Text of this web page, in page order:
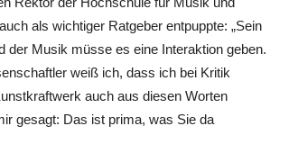
als wichtiger Ratgeber entpuppte: „Sein
der Musik müsse es eine Interaktion geben.
weiß ich, dass ich bei Kritik
auch aus diesen Worten
gesagt: Das ist prima, was Sie da